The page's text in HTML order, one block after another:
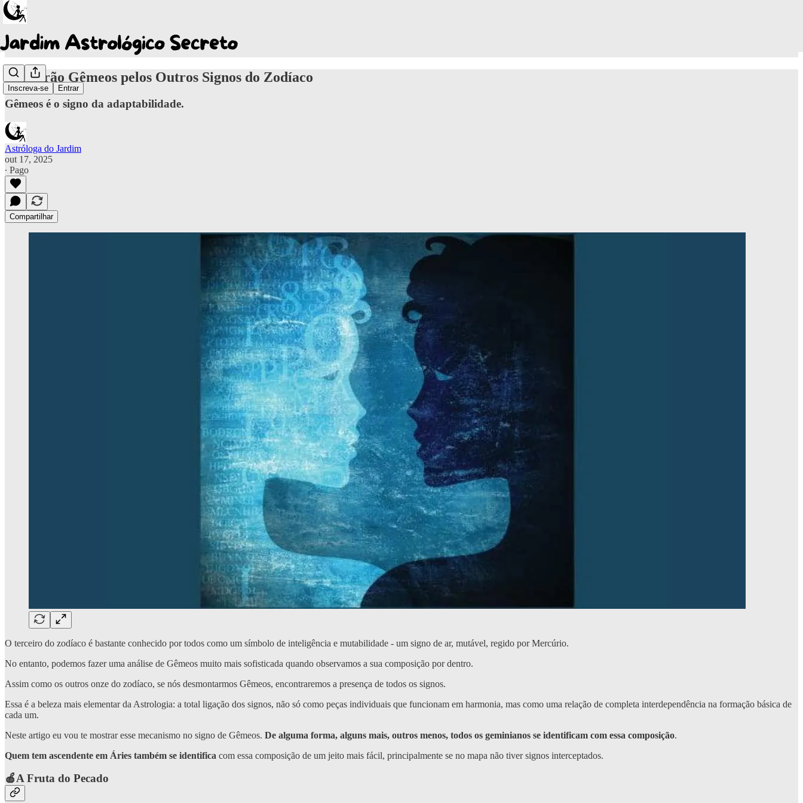
Inscreva-se Entrar
O Padrão Gêmeos pelos Outros Signos do Zodíaco
Gêmeos é o signo da adaptabilidade.
Astróloga do Jardim
out 17, 2025
∙ Pago
Compartilhar
O terceiro do zodíaco é bastante conhecido por todos como um símbolo de inteligência e mutabilidade - um signo de ar, mutável, regido por Mercúrio.
No entanto, podemos fazer uma análise de Gêmeos muito mais sofisticada quando observamos a sua composição por dentro.
Assim como os outros onze do zodíaco, se nós desmontarmos Gêmeos, encontraremos a presença de todos os signos.
Essa é a beleza mais elementar da Astrologia: a total ligação dos signos, não só como peças individuais que funcionam em harmonia, mas como uma relação de completa interdependência na formação básica de
cada um.
Neste artigo eu vou te mostrar esse mecanismo no signo de Gêmeos. De alguma forma, alguns mais, outros menos, todos os geminianos se identificam com essa composição.
Quem tem ascendente em Áries também se identifica com essa composição de um jeito mais fácil, principalmente se no mapa não tiver signos interceptados.
🍎A Fruta do Pecado